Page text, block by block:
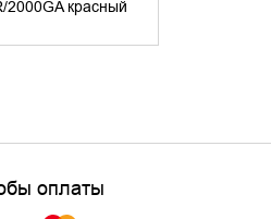
2000GA красный
оплаты